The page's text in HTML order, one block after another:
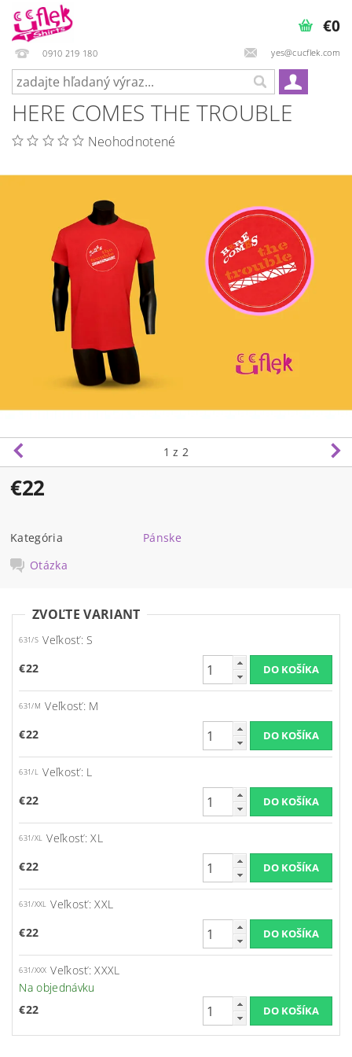
0910 219 180 yes@cucflek.com
€0
HERE COMES THE TROUBLE
Neohodnotené
1 z 2
€22
Kategória
Pánske
Otázka
ZVOĽTE VARIANT
631/S Veľkosť: S
€22
631/M Veľkosť: M
€22
631/L Veľkosť: L
€22
631/XL Veľkosť: XL
€22
631/XXL Veľkosť: XXL
€22
631/XXX Veľkosť: XXXL
Na objednávku
€22